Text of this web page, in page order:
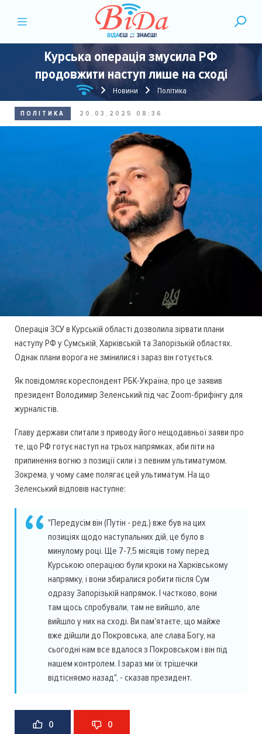
Курська операція змусила РФ
продовжити наступ лише на сході
Новини Політика
ПОЛІТИКА 20.03.2025 08:36
Операція ЗСУ в Курській області дозволила зірвати плани
наступу РФ у Сумській, Харківській та Запорізькій областях.
Однак плани ворога не змінилися і зараз він готується.
Як повідомляє кореспондент РБК-Україна, про це заявив
президент Володимир Зеленський під час Zoom-брифінгу для
журналістів.
Главу держави спитали з приводу його нещодавньої заяви про
те, що РФ готує наступ на трьох напрямках, аби піти на
припинення вогню з позиції сили і з певним ультиматумом.
Зокрема, у чому саме полягає цей ультиматум. На що
Зеленський відповів наступне:
"Передусім він (Путін - ред.) вже був на цих
позиціях щодо наступальних дій, це було в
минулому році. Ще 7-7,5 місяців тому перед
Курською операцією були кроки на Харківському
напрямку, і вони збиралися робити після Сум
одразу Запорізькій напрямок. І частково, вони
там щось спробували, там не вийшло, але
вийшло у них на сході. Ви пам'ятаєте, що майже
вже дійшли до Покровська, але слава Богу, на
сьогодні нам все вдалося з Покровськом і він під
нашем контролем. І зараз ми їх трішечки
відтісняємо назад", - сказав президент.
0 0